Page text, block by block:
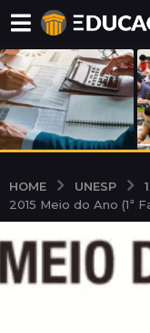
HOME UNESP
2015 Meio do Ano (1ª